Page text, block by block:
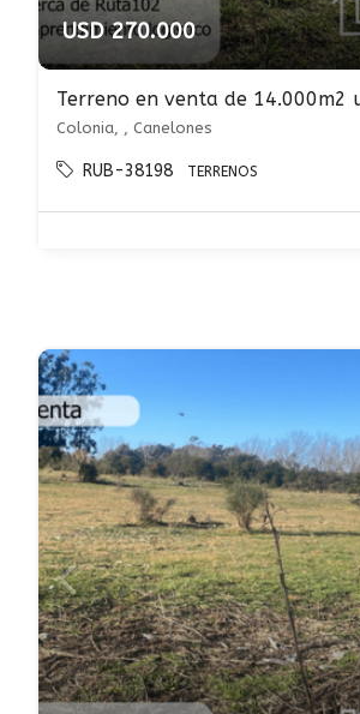
USD 270.000
Colonia, , Canelones
RUB-38198 TERRENOS